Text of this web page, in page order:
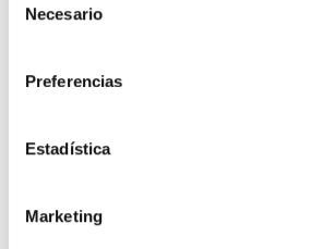
consultar nuestra política de cookies
Necesario
Preferencias
Estadística
Marketing
CONSULTORA RGPD
DERECHOS RGPD
ENTREVISTAS
IGUALDAD